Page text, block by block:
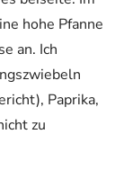
hohe Pfanne
an. Ich
Paprika,
zu